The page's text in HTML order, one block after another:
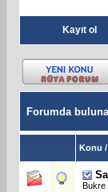
Kayıt ol
Forumda
Konu /
Bukre